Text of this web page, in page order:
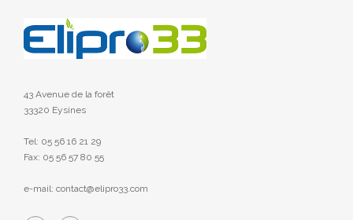
43 Avenue de la forêt
33320 Eysines
Tel: 05 56 16 21 29
Fax: 05 56 57 80 55
e-mail: contact@elipro33.com